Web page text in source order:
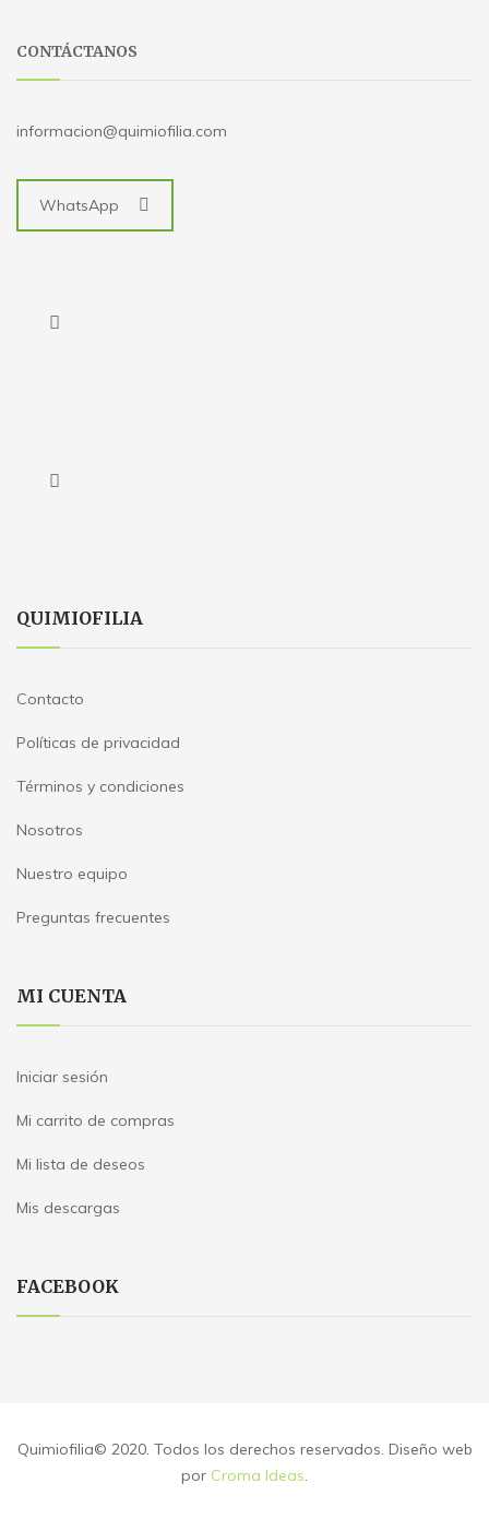
CONTÁCTANOS
informacion@quimiofilia.com
WhatsApp
QUIMIOFILIA
Contacto
Políticas de privacidad
Términos y condiciones
Nosotros
Nuestro equipo
Preguntas frecuentes
MI CUENTA
Iniciar sesión
Mi carrito de compras
Mi lista de deseos
Mis descargas
FACEBOOK
Quimiofilia© 2020. Todos los derechos reservados. Diseño web
por Croma Ideas.